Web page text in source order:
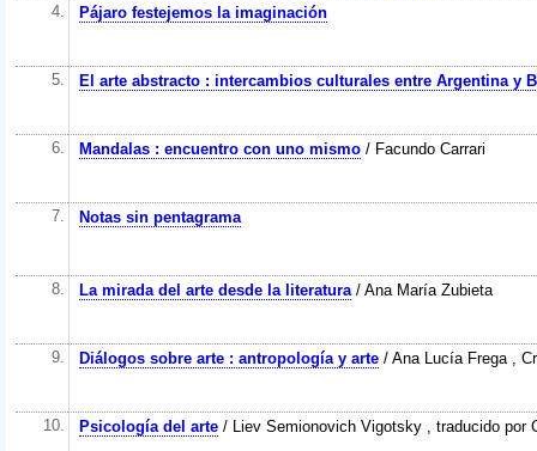
4.
Pájaro festejemos la imaginación
5. El arte abstracto : intercambios culturales entre Argentina y
6. Mandalas : encuentro con uno mismo/ Facundo Carrari
7. Notas sin pentagrama
8. La mirada del arte desde la literatura/ Ana María Zubieta
9. Diálogos sobre arte : antropología y arte/ Ana Lucía Frega ,
10. Psicología del arte/ Liev Semionovich Vigotsky , traducido por